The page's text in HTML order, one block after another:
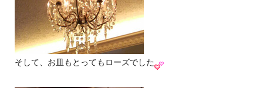
そして、お皿もとってもローズでした